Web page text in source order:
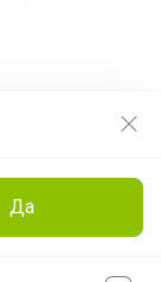
Да
кнопку